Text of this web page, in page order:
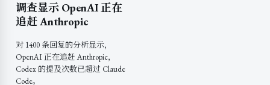
调查显示 OpenAI 正在
追赶 Anthropic
对 1400 条回复的分析显示，
OpenAI 正在追赶 Anthropic，
Codex 的提及次数已超过 Claude
Code。